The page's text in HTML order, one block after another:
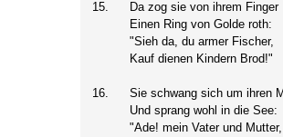
15.
Da zog sie von ihrem Finger
Einen Ring von Golde roth:
"Sieh da, du armer Fischer,
Kauf dienen Kindern Brod!"
16.
Sie schwang sich um ihren
Und sprang wohl in die See:
"Ade! mein Vater und Mutter,